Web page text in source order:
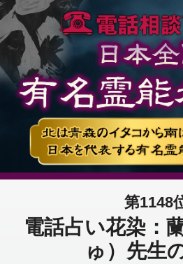
第1148
電話占い花染：
ゅ）先生